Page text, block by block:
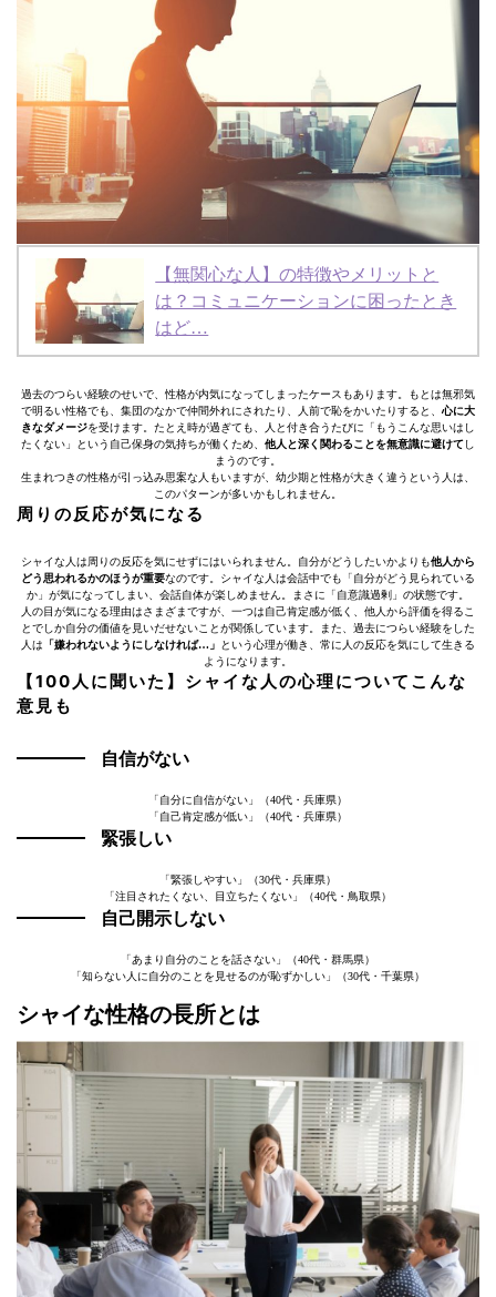
【無関心な人】の特徴やメリットと
は？コミュニケーションに困ったとき
はど…
過去のつらい経験のせいで、性格が内気になってしまったケースもあります。もとは無邪気
で明るい性格でも、集団のなかで仲間外れにされたり、人前で恥をかいたりすると、 心に大
きなダメージを受けます。たとえ時が過ぎても、人と付き合うたびに「もうこんな思いはし
たくない」という自己保身の気持ちが働くため、 他人と深く関わることを無意識に避けてし
まうのです。
生まれつきの性格が引っ込み思案な人もいますが、幼少期と性格が大きく違うという人は、
このパターンが多いかもしれません。
周りの反応が気になる
シャイな人は周りの反応を気にせずにはいられません。自分がどうしたいかよりも他人から
どう思われるかのほうが重要なのです。シャイな人は会話中でも「自分がどう見られている
か」が気になってしまい、会話自体が楽しめません。まさに「自意識過剰」の状態です。
人の目が気になる理由はさまざまですが、一つは自己肯定感が低く、他人から評価を得るこ
とでしか自分の価値を見いだせないことが関係しています。また、過去につらい経験をした
人は 「嫌われないようにしなければ…」 という心理が働き、常に人の反応を気にして生きる
ようになります。
【100人に聞いた】シャイな人の心理についてこんな
意見も
自信がない
「自分に自信がない」（40代・兵庫県）
「自己肯定感が低い」（40代・兵庫県）
緊張しい
「緊張しやすい」（30代・兵庫県）
「注目されたくない、目立ちたくない」（40代・鳥取県）
自己開示しない
「あまり自分のことを話さない」（40代・群馬県）
「知らない人に自分のことを見せるのが恥ずかしい」（30代・千葉県）
シャイな性格の長所とは